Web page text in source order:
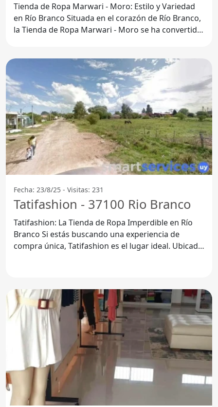
Tienda de Ropa Marwari - Moro: Estilo y Variedad
en Río Branco Situada en el corazón de Río Branco,
la Tienda de Ropa Marwari - Moro se ha convertido
Fecha: 23/8/25 - Visitas: 231
Tatifashion - 37100 Rio Branco
Tatifashion: La Tienda de Ropa Imperdible en Río
Branco Si estás buscando una experiencia de
compra única, Tatifashion es el lugar ideal. Ubicada